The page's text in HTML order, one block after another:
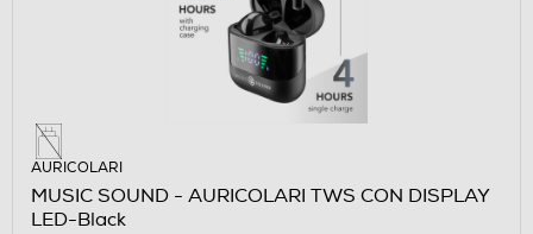
AURICOLARI
MUSIC SOUND - AURICOLARI TWS CON DISPLAY
LED-Black